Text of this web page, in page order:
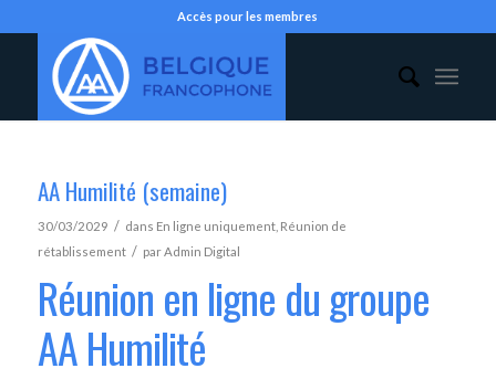
Accès pour les membres
AA Humilité (semaine)
30/03/2029 / dans En ligne uniquement, Réunion de
rétablissement / parAdmin Digital
Réunion en ligne du groupe
AA Humilité